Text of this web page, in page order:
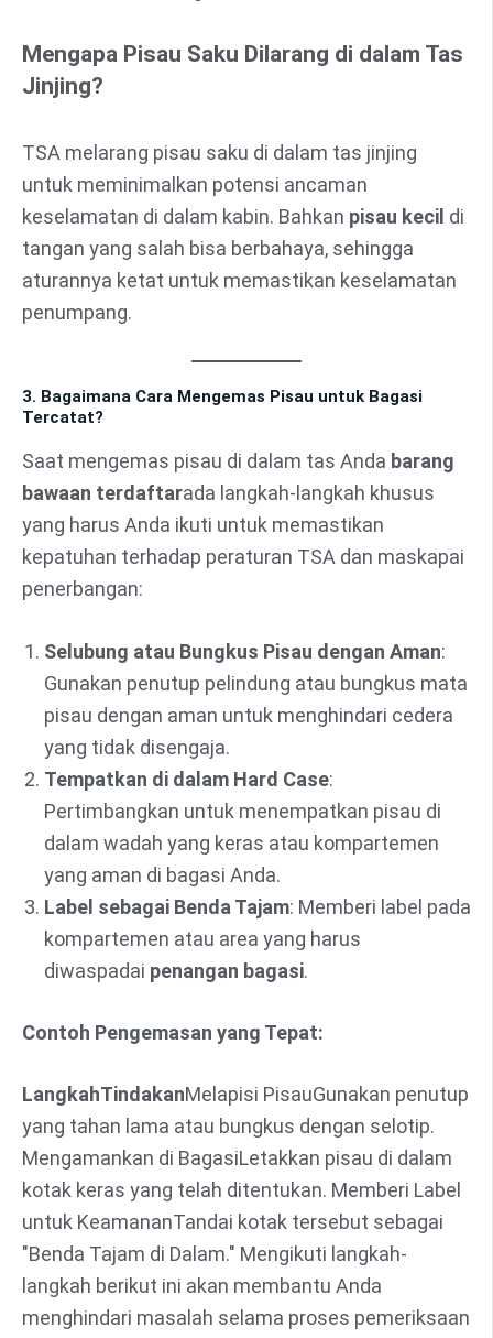
Mengapa Pisau Saku Dilarang di dalam Tas
Jinjing?
TSA melarang pisau saku di dalam tas jinjing
untuk meminimalkan potensi ancaman
keselamatan di dalam kabin. Bahkan pisau kecil di
tangan yang salah bisa berbahaya, sehingga
aturannya ketat untuk memastikan keselamatan
penumpang.
3. Bagaimana Cara Mengemas Pisau untuk Bagasi
Tercatat?
Saat mengemas pisau di dalam tas Anda barang
bawaan terdaftarada langkah-langkah khusus
yang harus Anda ikuti untuk memastikan
kepatuhan terhadap peraturan TSA dan maskapai
penerbangan:
Selubung atau Bungkus Pisau dengan Aman:
Gunakan penutup pelindung atau bungkus mata
pisau dengan aman untuk menghindari cedera
yang tidak disengaja.
Tempatkan di dalam Hard Case:
Pertimbangkan untuk menempatkan pisau di
dalam wadah yang keras atau kompartemen
yang aman di bagasi Anda.
Label sebagai Benda Tajam: Memberi label pada
kompartemen atau area yang harus
diwaspadai penangan bagasi.
Contoh Pengemasan yang Tepat:
LangkahTindakanMelapisi PisauGunakan penutup
yang tahan lama atau bungkus dengan selotip.
Mengamankan di BagasiLetakkan pisau di dalam
kotak keras yang telah ditentukan. Memberi Label
untuk KeamananTandai kotak tersebut sebagai
"Benda Tajam di Dalam." Mengikuti langkah-
langkah berikut ini akan membantu Anda
menghindari masalah selama proses pemeriksaan